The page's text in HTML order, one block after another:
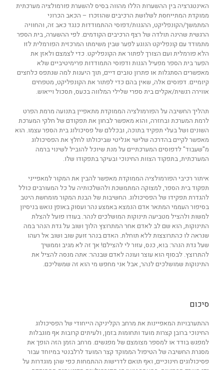
האינטגרציה בין ההשערות הללו מהווה בסיס להשערת פורמולציה מערכתית
ממוקדת המתייחסת לשלושת הרכיבים שהוזכרו – הכאב הכרוני
המתמשך/הקונפליקט, ההגנות/דפוסי ההתמודדות כנגד כאב זה, והחוויה
הרגשית שהינה תולדה של רצף הרכיבים הקודמים. לפי ההשערה, בית הספר
מתמודד עם קונפליקט הנוגע לפער שבין משימתו המרכזית הפורמלית לזו
הלא פורמלית ועם הצורך לפתור את הקונפליקט. כדי לצמצם ולאזן את
הפער בית הספר מפעיל הגנות ודפוסי התמודדות פרימיטיביים שלא
מאפשרים הסתגלות או פתרון טובים דיים, תוך היענות למה שנתפס כלחצים
קיומיים. דפוסים אלה, שאין בהם כדי לפתור את הקונפליקט, מטפחים
אווירה רגשית/אקלים בית ספרי שלילי המלווה בכעס, תסכול וייאוש.
תהליך החשיבה על הפורמולציה הממוקדת מתאפיין בתנועה מרמת הפרט
לרמת המערכת ובחזרה, והוא מאפשר לבחון את תפקודם של חלקי המערכת
השונים ושל בעלי תפקיד בתוכה, ובכללם של פסיכולוג בית הספר עצמו. הוא
מאפשר לקיים בהדרכה שלישי אנליטי שביכולתו לחלץ את הפסיכולוג
מ"שעבוד" לדפוסים המערכתיים על מנת שיוכל להוביל לשינוי ברמה
המערכתית, בתפקוד הצוות החינוכי ובעיקר בתפקודו שלו.
איתור רכיבי הפורמולציה הממוקדת מאפשר להבין את המקור למאפייני
תפקוד בית הספר, למצוקה המתמשכת ולהשלכותיה על כל המעורבים כולל
להגדרת תפקידו של הפסיכולוג. החשיבות של הבנת המקור מומחשת היטב
בסיפור העממי המתאר אדם הנמצא באמצע נהר ועסוק באופן נואש בניסיון
למשות ולהציל מטביעה תינוקות המושלכים לנהר. בעודו פועל להצלת
התינוקות, הוא שם לב לאדם אחר המתרוצץ הלוך ושוב על גדת הנהר במה
שנראה לו כהתרוצצות ללא תוחלת. האדם בנהר זועק שוב ושוב אל רעהו
שעל גדת הנהר: בוא, כנס, עזור לי להצילם! אך זה לא מגיב וממשיך
להתרוצץ. לבסוף הוא עוצר ועונה לאדם שבנהר: אתה מנסה להציל את
התינוקות שמושלכים לנהר, אבל אני מחפש מי הוא זה שמשליכם.
סיכום
ההתערבויות המאפיינות את מרחב הקליניקה הייחודי של הפסיכולוג
החינוכי ברובן קצרות מועד ותחומות בזמן, ולעיתים קרובות אף מוגבלות
למפגש בודד או למספר מצומצם של מפגשים. מרחב הזמן הזה הופך את
מסגרת החשיבה של הטיפול הממוקד קצר המועד לרלבנטי במיוחד עבור
פסיכולוגים חינוכיים, ואף תואם לדרישות ההתמחות כפי שהן מוגדרות על